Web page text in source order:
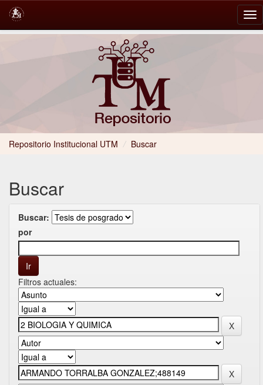
Repositorio Institucional UTM / Buscar
Buscar
Buscar:
por
Filtros actuales: